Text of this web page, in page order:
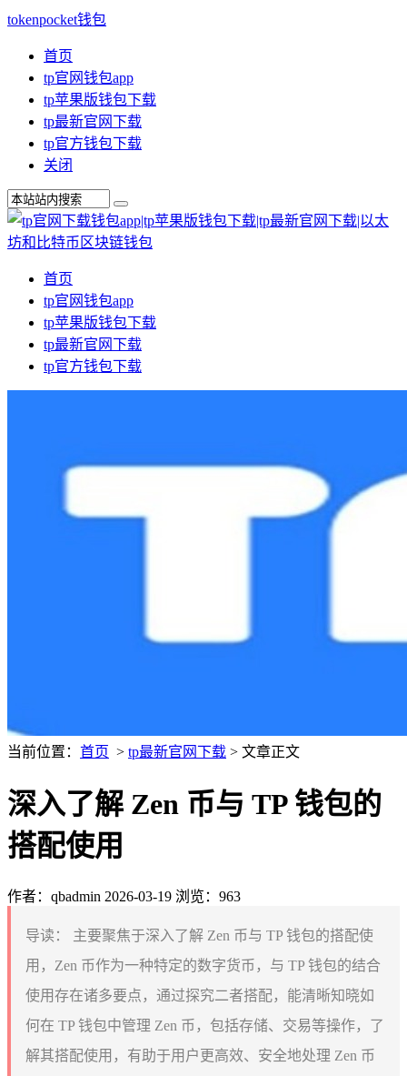
tokenpocket钱包
首页
tp官网钱包app
tp苹果版钱包下载
tp最新官网下载
tp官方钱包下载
关闭
首页
tp官网钱包app
tp苹果版钱包下载
tp最新官网下载
tp官方钱包下载
当前位置： 首页 > tp最新官网下载 > 文章正文
深入了解 Zen 币与 TP 钱包的
搭配使用
作者：qbadmin 2026-03-19 浏览：963
导读：
主要聚焦于深入了解 Zen 币与 TP 钱包的搭配使
用，Zen 币作为一种特定的数字货币，与 TP 钱包的结合
使用存在诸多要点，通过探究二者搭配，能清晰知晓如
何在 TP 钱包中管理 Zen 币，包括存储、交易等操作，了
解其搭配使用，有助于用户更高效、安全地处理 Zen 币